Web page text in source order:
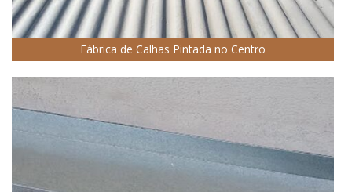
Fábrica de Calhas Pintada no Centro